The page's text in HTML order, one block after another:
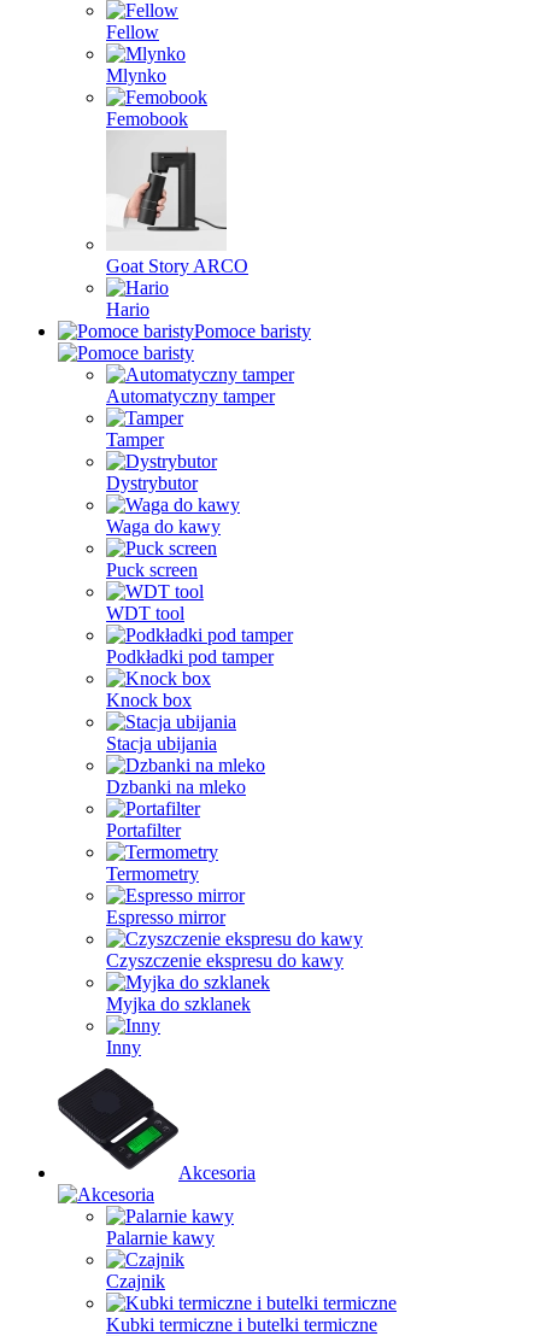
Fellow
Mlynko
Femobook
Goat Story ARCO
Hario
Pomoce baristy
Automatyczny tamper
Tamper
Dystrybutor
Waga do kawy
Puck screen
WDT tool
Podkładki pod tamper
Knock box
Stacja ubijania
Dzbanki na mleko
Portafilter
Termometry
Espresso mirror
Czyszczenie ekspresu do kawy
Myjka do szklanek
Inny
Akcesoria
Palarnie kawy
Czajnik
Kubki termiczne i butelki termiczne